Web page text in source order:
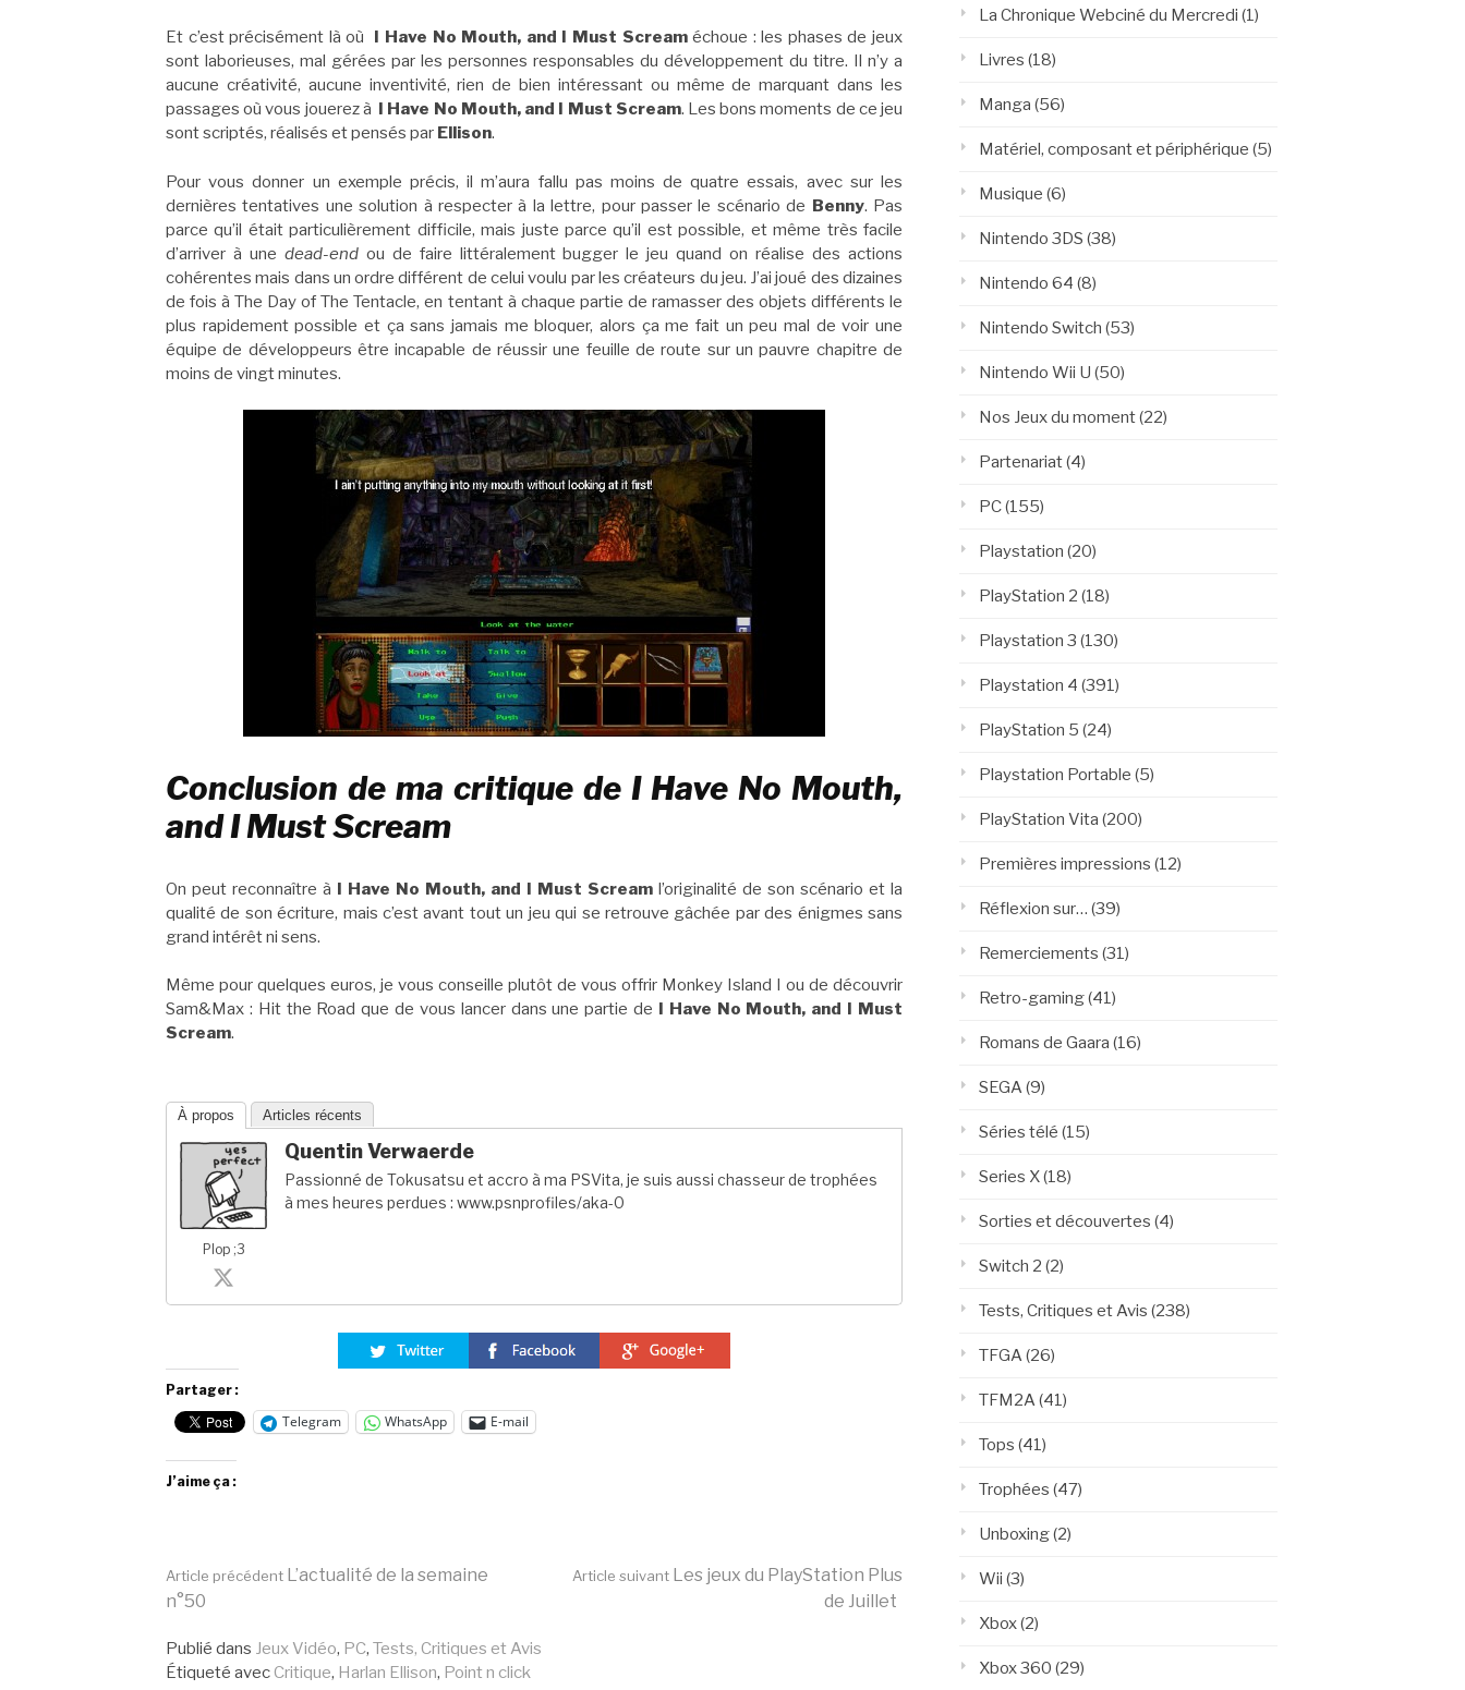
Et c’est précisément là où I Have No Mouth, and I Must Screaméchoue : les phases de jeux
sont laborieuses, mal gérées par les personnes responsables du développement du titre. Il n’y a
aucune créativité, aucune inventivité, rien de bien intéressant ou même de marquant dans les
passages où vous jouerez à I Have No Mouth, and I Must Scream. Les bons moments de ce jeu
sont scriptés, réalisés et pensés par Ellison.
Pour vous donner un exemple précis, il m’aura fallu pas moins de quatre essais, avec sur les
dernières tentatives une solution à respecter à la lettre, pour passer le scénario de Benny. Pas
parce qu’il était particulièrement difficile, mais juste parce qu’il est possible, et même très facile
d’arriver à une dead-endou de faire littéralement bugger le jeu quand on réalise des actions
cohérentes mais dans un ordre différent de celui voulu par les créateurs du jeu. J’ai joué des dizaines
de fois à The Day of The Tentacle, en tentant à chaque partie de ramasser des objets différents le
plus rapidement possible et ça sans jamais me bloquer, alors ça me fait un peu mal de voir une
équipe de développeurs être incapable de réussir une feuille de route sur un pauvre chapitre de
moins de vingt minutes.
Conclusion de ma critique de I Have No Mouth,
and I Must Scream
On peut reconnaître à I Have No Mouth, and I Must Scream l’originalité de son scénario et la
qualité de son écriture, mais c’est avant tout un jeu qui se retrouve gâchée par des énigmes sans
grand intérêt ni sens.
Même pour quelques euros, je vous conseille plutôt de vous offrir Monkey Island I ou de découvrir
Sam&Max : Hit the Road que de vous lancer dans une partie de
I Have No Mouth, and I Must
Scream.
À propos Articles récents
Plop ;3
Quentin Verwaerde
Passionné de Tokusatsu et accro à ma PSVita, je suis aussi chasseur de trophées
à mes heures perdues : www.psnprofiles/aka-0
Partager :
Telegram WhatsApp E-mail
J’aime ça :
Lire
la
Article précédent L’actualité de la semaine
n°50
Article suivant Les jeux du PlayStation Plus
de Juillet
Publié dans Jeux Vidéo, PC, Tests, Critiques et Avis
Étiqueté avec Critique, Harlan Ellison, Point n click
La Chronique Webciné du Mercredi (1)
Livres (18)
Manga (56)
Matériel, composant et périphérique (5)
Musique (6)
Nintendo 3DS (38)
Nintendo 64 (8)
Nintendo Switch (53)
Nintendo Wii U (50)
Nos Jeux du moment(22)
Partenariat(4)
PC(155)
Playstation (20)
PlayStation 2 (18)
Playstation 3 (130)
Playstation 4 (391)
PlayStation 5 (24)
Playstation Portable (5)
PlayStation Vita (200)
Premières impressions (12)
Réflexion sur… (39)
Remerciements (31)
Retro-gaming(41)
Romans de Gaara (16)
SEGA (9)
Séries télé (15)
Series X(18)
Sorties et découvertes (4)
Switch 2 (2)
Tests, Critiques et Avis (238)
TFGA (26)
TFM2A (41)
Tops (41)
Trophées (47)
Unboxing(2)
Wii (3)
Xbox(2)
Xbox 360 (29)